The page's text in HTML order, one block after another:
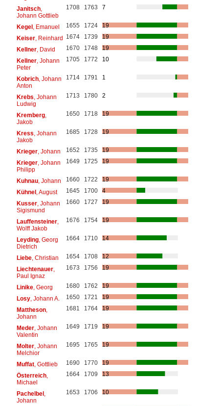
Janitsch,
Johann Gottlieb
1708 1763 7
Kegel, Emanuel 1655 1724
19
Keiser, Reinhard 1674 1739
19
Kellner, David 1670 1748
19
Kellner, Johann
Peter
1705 1772 10
Kobrich, Johann
Anton
1714 1791 1
Krebs , Johann
Ludwig
1713 1780 2
Kremberg,
Jakob
1650 1718 19
Kress , Johann
Jakob
1685 1728 19
Krieger, Johann 1652 1735
19
Krieger, Johann
Philipp
1649 1725 19
Kuhnau, Johann 1660 1722
19
Kühnel, August 1645 1700
4
Kusser, Johann
Sigismund
1660 1727 19
Lauffensteiner,
Wolff Jakob
1676 1754 19
Leyding, Georg
Dietrich
1664 1710 14
Liebe, Christian 1654 1708
12
Liechtenauer,
Paul Ignaz
1673 1756 19
Linike, Georg 1680 1762
19
Losy, Johann A. 1650 1721
19
Mattheson,
Johann
1681 1764 19
Meder, Johann
Valentin
1649 1719 19
Molter, Johann
Melchior
1695 1765 19
Muffat, Gottlieb 1690 1770
19
Österreich,
Michael
1664 1709 13
Pachelbel,
Johann
1653 1706 10